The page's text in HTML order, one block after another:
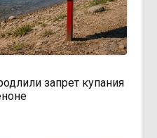
запрет купания